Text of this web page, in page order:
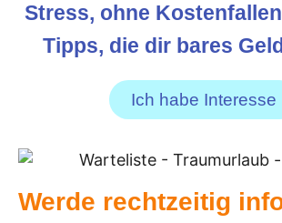
Stress, ohne
Tipps, die dir bares
Ich habe Interesse
Werde rechtzeitig